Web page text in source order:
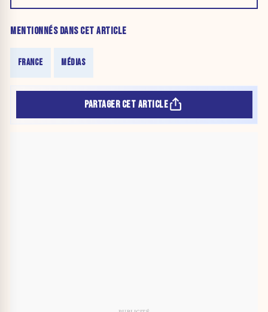
MENTIONNÉS DANS CET ARTICLE
FRANCE MÉDIAS
PARTAGER CET ARTICLE